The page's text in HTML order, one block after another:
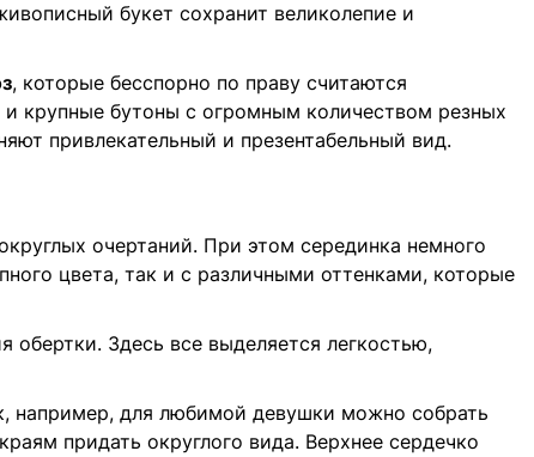
букет сохранит великолепие и
, которые бесспорно по праву считаются
крупные бутоны с огромным количеством резных
привлекательный и презентабельный вид.
очертаний. При этом серединка немного
цвета, так и с различными оттенками, которые
Здесь все выделяется легкостью,
например, для любимой девушки можно собрать
придать округлого вида. Верхнее сердечко